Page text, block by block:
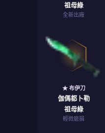
祖母綠
全新出廠
★ 布伊刀
伽傌都卜勒
祖母綠
輕微磨損